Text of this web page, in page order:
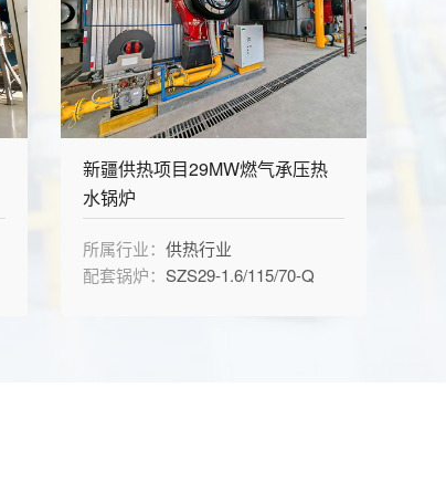
新疆供热项目29MW燃气承压热
水锅炉
所属行业： 供热行业
配套锅炉： SZS29-1.6/115/70-Q